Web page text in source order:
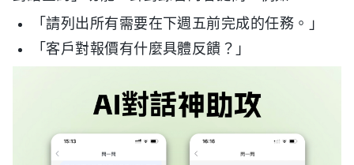
「請列出所有需要在下週五前完成的任務。」
「客戶對報價有什麼具體反饋？」